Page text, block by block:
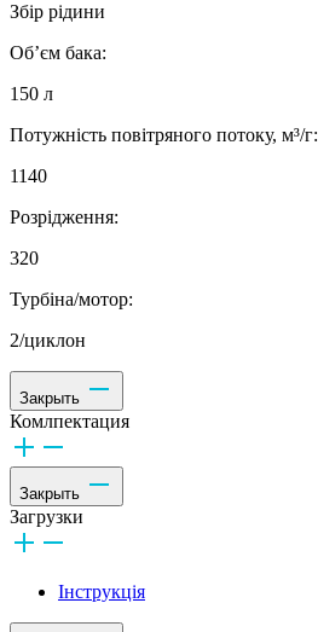
Збір рідини
Об’єм бака:
150 л
Потужність повітряного потоку, м³/г:
1140
Розрідження:
320
Турбіна/мотор:
2/циклон
Закрыть
Комлпектация
Закрыть
Загрузки
Інструкція